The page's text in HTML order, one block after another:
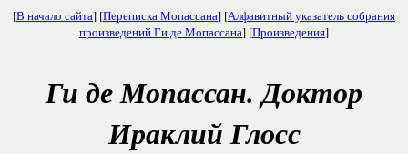
[В начало сайта] [Переписка Мопассана] [Алфавитный указатель собрания
произведений Ги де Мопассана] [Произведения]
Ги де Мопассан. Доктор
Ираклий Глосс